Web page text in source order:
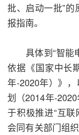
批、启动一批”
报指南。
具体到“智能电
依据《国家中长
年-2020年）》
划（2014年-
于积极推进“互
会同有关部门组